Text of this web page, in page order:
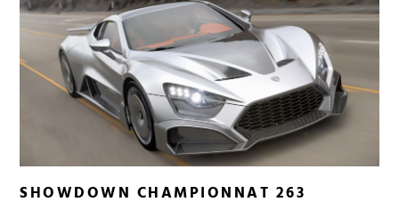
SHOWDOWN CHAMPIONNAT 263